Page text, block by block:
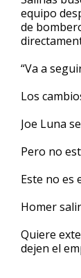
equipo
de
“Va a
Los
Joe Luna
Pero no
Este no es
Homer
Quiere
dejen el